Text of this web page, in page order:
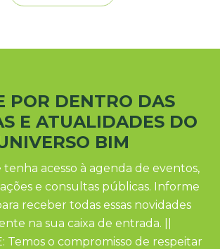
POR DENTRO DAS
E ATUALIDADES DO
BIM
tenha acesso à agenda de eventos,
e consultas públicas. Informe
receber todas essas novidades
na sua caixa de entrada. ||
Temos o compromisso de respeitar